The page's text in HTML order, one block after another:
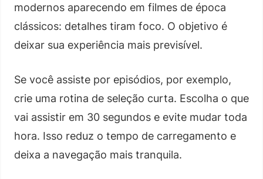
modernos aparecendo em filmes de época
clássicos: detalhes tiram foco. O objetivo é
deixar sua experiência mais previsível.
Se você assiste por episódios, por exemplo,
crie uma rotina de seleção curta. Escolha o que
vai assistir em 30 segundos e evite mudar toda
hora. Isso reduz o tempo de carregamento e
deixa a navegação mais tranquila.